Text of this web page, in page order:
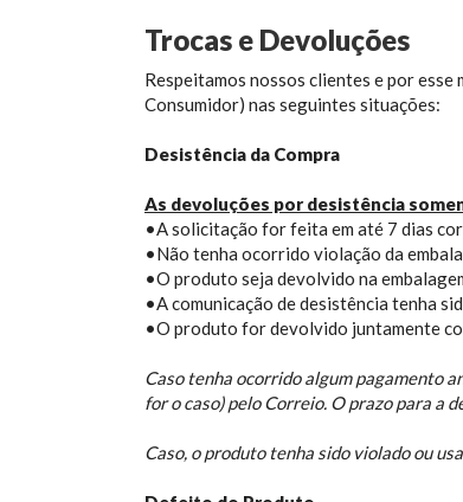
Trocas e Devoluções
Respeitamos nossos clientes e por
Consumidor) nas seguintes situações:
Desistência da Compra
As devoluções por desistência
•A solicitação for feita em até 7 dias
•Não tenha ocorrido violação da
•O produto seja devolvido na
•A comunicação de desistência tenha
•O produto for devolvido juntamente
Caso tenha ocorrido algum pagamento
for o caso) pelo Correio. O prazo para a
Caso, o produto tenha sido violado ou